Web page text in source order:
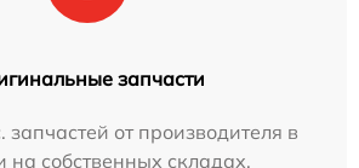
запчасти
запчастей от производителя в
на собственных складах.